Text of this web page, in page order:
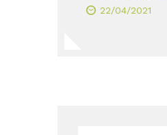
22/04/2021